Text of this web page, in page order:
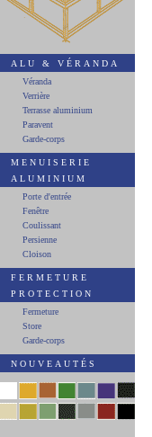
ALU & VÉRANDA
Véranda
Verrière
Terrasse aluminium
Paravent
Garde-corps
MENUISERIE
ALUMINIUM
Porte d'entrée
Fenêtre
Coulissant
Persienne
Cloison
FERMETURE
PROTECTION
Fermeture
Store
Garde-corps
NOUVEAUTÉS